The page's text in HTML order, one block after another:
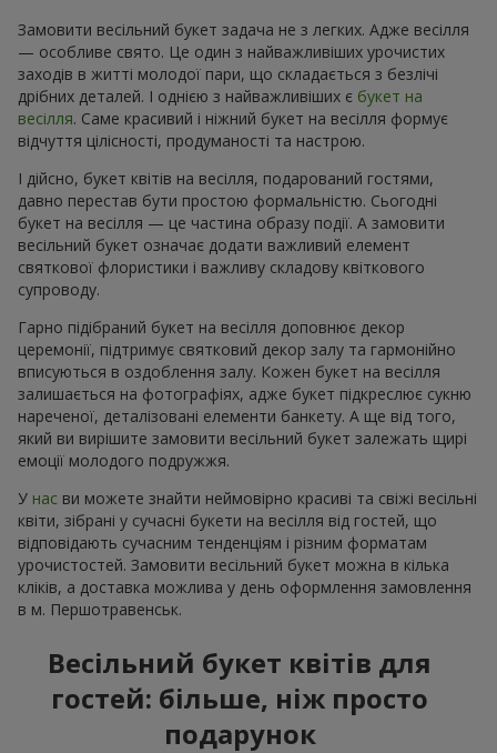
Замовити весільний букет задача не з легких. Адже весілля
— особливе свято. Це один з найважливіших урочистих
заходів в житті молодої пари, що складається з безлічі
дрібних деталей. І однією з найважливіших є букет на
весілля. Саме красивий і ніжний букет на весілля формує
відчуття цілісності, продуманості та настрою.
І дійсно, букет квітів на весілля, подарований гостями,
давно перестав бути простою формальністю. Сьогодні
букет на весілля — це частина образу події. А замовити
весільний букет означає додати важливий елемент
святкової флористики і важливу складову квіткового
супроводу.
Гарно підібраний букет на весілля доповнює декор
церемонії, підтримує святковий декор залу та гармонійно
вписуються в оздоблення залу. Кожен букет на весілля
залишається на фотографіях, адже букет підкреслює сукню
нареченої, деталізовані елементи банкету. А ще від того,
який ви вирішите замовити весільний букет залежать щирі
емоції молодого подружжя.
У нас ви можете знайти неймовірно красиві та свіжі весільні
квіти, зібрані у сучасні букети на весілля від гостей, що
відповідають сучасним тенденціям і різним форматам
урочистостей. Замовити весільний букет можна в кілька
кліків, а доставка можлива у день оформлення замовлення
в м. Першотравенськ.
Весільний букет квітів для
гостей: більше, ніж просто
подарунок